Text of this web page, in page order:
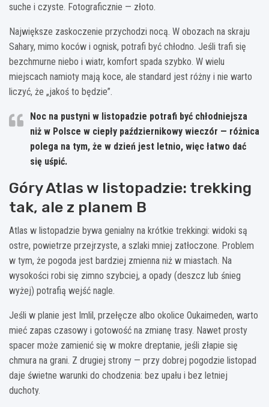
suche i czyste. Fotograficznie — złoto.
Największe zaskoczenie przychodzi nocą. W obozach na skraju
Sahary, mimo koców i ognisk, potrafi być chłodno. Jeśli trafi się
bezchmurne niebo i wiatr, komfort spada szybko. W wielu
miejscach namioty mają koce, ale standard jest różny i nie warto
liczyć, że „jakoś to będzie”.
Noc na pustyni w listopadzie potrafi być chłodniejsza
niż w Polsce w ciepły październikowy wieczór — różnica
polega na tym, że w dzień jest letnio, więc łatwo dać
się uśpić.
Góry Atlas w listopadzie: trekking
tak, ale z planem B
Atlas w listopadzie bywa genialny na krótkie trekkingi: widoki są
ostre, powietrze przejrzyste, a szlaki mniej zatłoczone. Problem
w tym, że pogoda jest bardziej zmienna niż w miastach. Na
wysokości robi się zimno szybciej, a opady (deszcz lub śnieg
wyżej) potrafią wejść nagle.
Jeśli w planie jest Imlil, przełęcze albo okolice Oukaimeden, warto
mieć zapas czasowy i gotowość na zmianę trasy. Nawet prosty
spacer może zamienić się w mokre dreptanie, jeśli złapie się
chmura na grani. Z drugiej strony — przy dobrej pogodzie listopad
daje świetne warunki do chodzenia: bez upału i bez letniej
duchoty.